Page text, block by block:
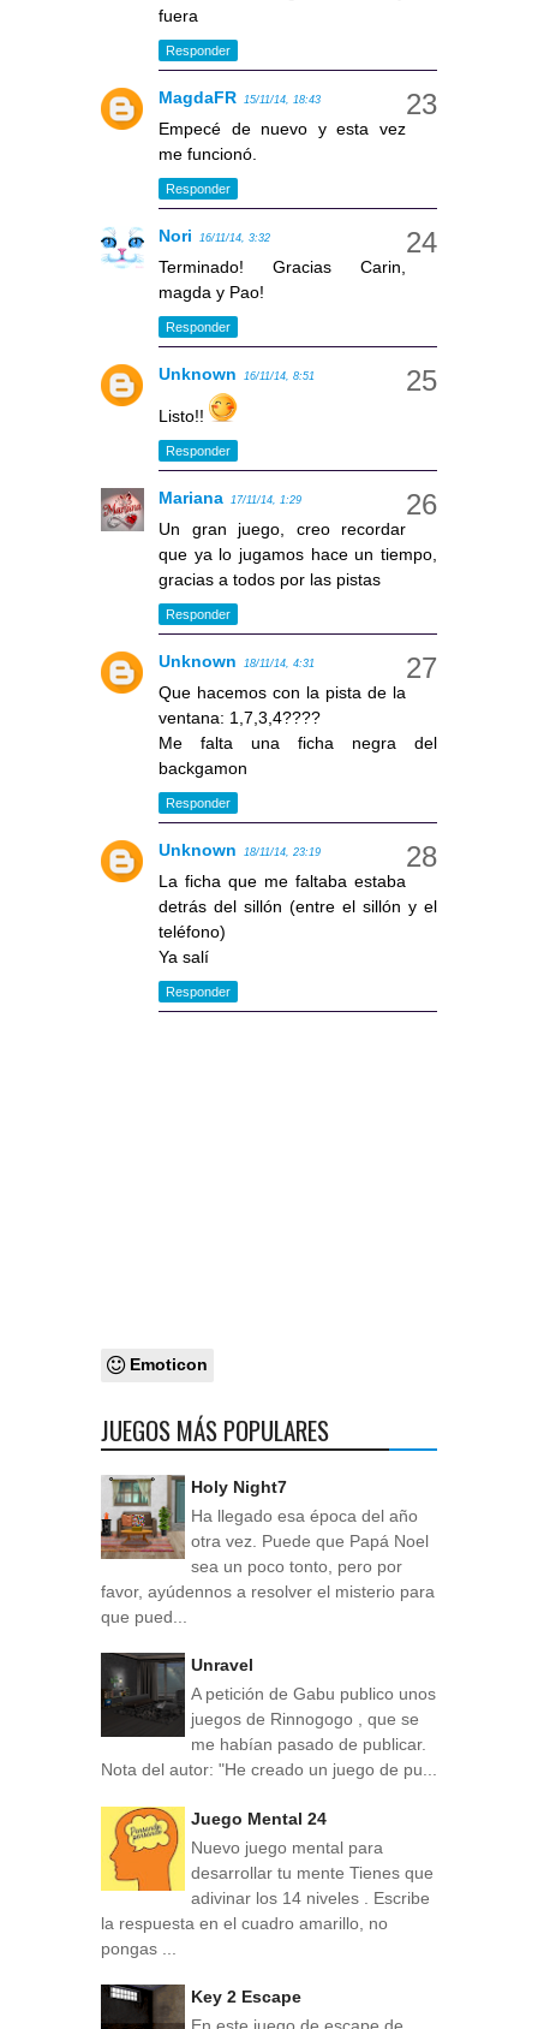
fuera
Responder
MagdaFR 15/11/14, 18:43
Empecé de nuevo y esta vez
me funcionó.
Responder
Nori 16/11/14, 3:32
Terminado! Gracias Carin,
magda y Pao!
Responder
Unknown 16/11/14, 8:51
Listo!!
Responder
Mariana 17/11/14, 1:29
Un gran juego, creo recordar
que ya lo jugamos hace un tiempo,
gracias a todos por las pistas
Responder
Unknown 18/11/14, 4:31
Que hacemos con la pista de la
ventana: 1,7,3,4????
Me falta una ficha negra del
backgamon
Responder
Unknown 18/11/14, 23:19
La ficha que me faltaba estaba
detrás del sillón (entre el sillón y el
teléfono)
Ya salí
Responder
Emoticon
JUEGOS MÁS POPULARES
Holy Night7
Ha llegado esa época del año
otra vez. Puede que Papá Noel
sea un poco tonto, pero por
favor, ayúdennos a resolver el misterio para
que pued...
Unravel
A petición de Gabu publico unos
juegos de Rinnogogo , que se
me habían pasado de publicar.
Nota del autor: "He creado un juego de pu...
Juego Mental 24
Nuevo juego mental para
desarrollar tu mente Tienes que
adivinar los 14 niveles . Escribe
la respuesta en el cuadro amarillo, no
pongas ...
Key 2 Escape